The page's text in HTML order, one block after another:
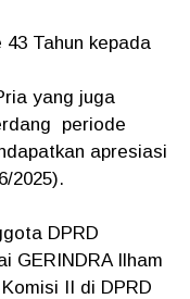
Tahun kepada
yang juga
periode
apresiasi
2025).
DPRD
GERINDRA Ilham
II di DPRD